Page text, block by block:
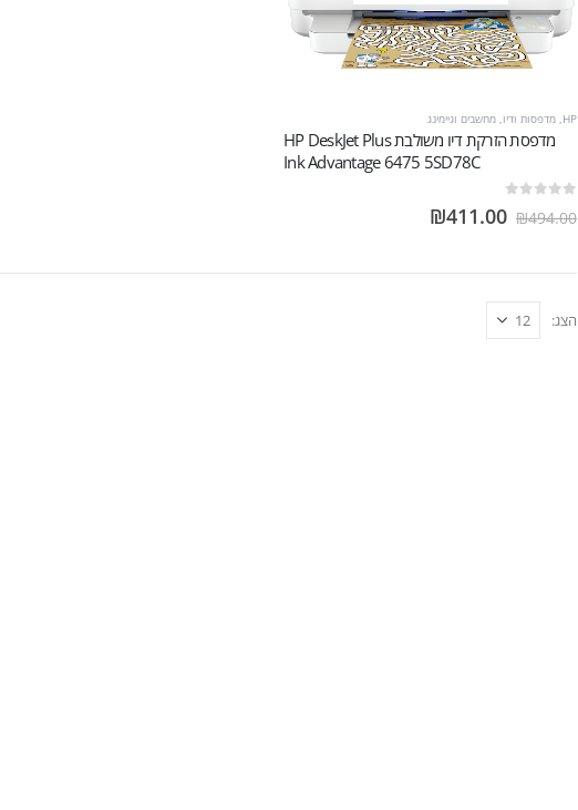
HP מדפסות ודיו מחשבים וגיימינג
מדפסת ‏הזרקת דיו ‏משולבת HP DeskJet Plus
Ink Advantage 6475 5SD78C
₪494.00
₪411.00
הצג: